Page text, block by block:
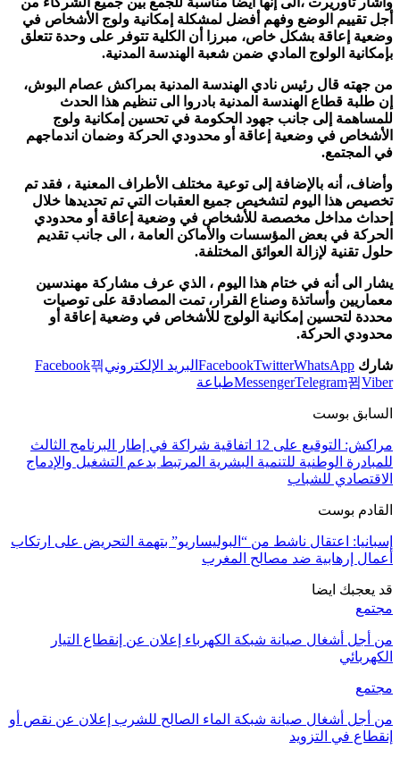
أجل تقييم الوضع وفهم أفضل لمشكلة إمكانية ولوج الأشخاص في
وضعية إعاقة بشكل خاص، مبرزا أن الكلية تتوفر على وحدة تتعلق
بإمكانية الولوج المادي ضمن شعبة الهندسة المدنية.
من جهته قال رئيس نادي الهندسة المدنية بمراكش عصام البوش،
إن طلبة قطاع الهندسة المدنية بادروا الى تنظيم هذا الحدث
للمساهمة إلى جانب جهود الحكومة في تحسين إمكانية ولوج
الأشخاص في وضعية إعاقة أو محدودي الحركة وضمان اندماجهم
في المجتمع.
وأضاف، أنه بالإضافة إلى توعية مختلف الأطراف المعنية ، فقد تم
تخصيص هذا اليوم لتشخيص جميع العقبات التي تم تحديدها خلال
إحداث مداخل مخصصة للأشخاص في وضعية إعاقة أو محدودي
الحركة في بعض المؤسسات والأماكن العامة ، الى جانب تقديم
حلول تقنية لإزالة العوائق المختلفة.
يشار الى أنه في ختام هذا اليوم ، الذي عرف مشاركة مهندسين
معماريين وأساتذة وصناع القرار، تمت المصادقة على توصيات
محددة لتحسين إمكانية الولوج للأشخاص في وضعية إعاقة أو
محدودي الحركة.
شارك FacebookTwitterWhatsApp البريد الإلكتروني
Facebook
MessengerTelegram Viber طباعة
السابق بوست
مراكش: التوقيع على 12 اتفاقية شراكة في إطار البرنامج الثالث
للمبادرة الوطنية للتنمية البشرية المرتبط بدعم التشغيل والإدماج
الاقتصادي للشباب
القادم بوست
إسبانيا: اعتقال ناشط من “البوليساريو” بتهمة التحريض على ارتكاب
أعمال إرهابية ضد مصالح المغرب
قد يعجبك ايضا
مجتمع
من أجل أشغال صيانة شبكة الكهرباء إعلان عن إنقطاع التيار
الكهربائي
مجتمع
من أجل أشغال صيانة شبكة الماء الصالح للشرب إعلان عن نقص أو
إنقطاع في التزويد